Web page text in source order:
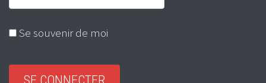
Se souvenir de moi